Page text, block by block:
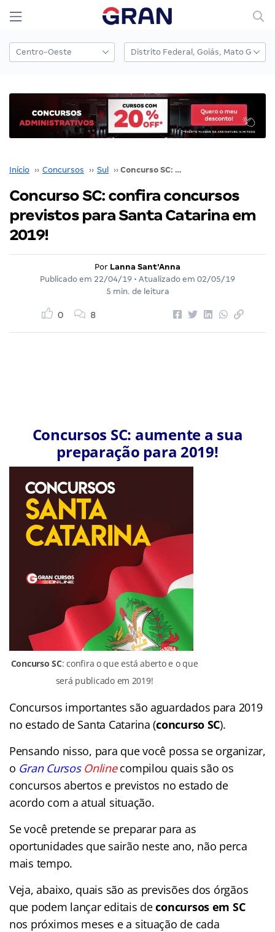
Início ›› Concursos ›› Sul ›› Concurso SC: confira concursos previstos para Santa Catarina em 2019!
Concurso SC: confira concursos
previstos para Santa Catarina em
2019!
Por Lanna Sant'Anna
Publicado em 22/04/19 • Atualizado em 02/05/19
5 min. de leitura
0 8
Concursos SC: aumente a sua
preparação para 2019!
Concurso SC: confira o que está aberto e o que
será publicado em 2019!
Concursos importantes são aguardados para 2019
no estado de Santa Catarina (concurso SC).
Pensando nisso, para que você possa se organizar,
o Gran Cursos Onlinecompilou quais são os
concursos abertos e previstos no estado de
acordo com a atual situação.
Se você pretende se preparar para as
oportunidades que sairão neste ano, não perca
mais tempo.
Veja, abaixo, quais são as previsões dos órgãos
que podem lançar editais deconcursos em SC
nos próximos meses e a situação de cada